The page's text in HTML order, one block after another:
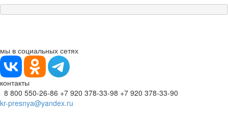
мы в социальных сетях
контакты
8 800 550-26-86 +7 920 378-33-98 +7 920 378-33-90
kr-presnya@yandex.ru